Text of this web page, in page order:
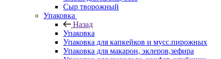
Сыр творожный
Упаковка
Назад
Упаковка
Упаковка для капкейков и мусс.пирожных
Упаковка для макарон, эклеров,зефира